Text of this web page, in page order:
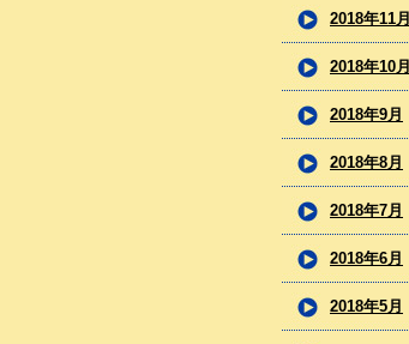
2018年11月
2018年10月
2018年9月
2018年8月
2018年7月
2018年6月
2018年5月